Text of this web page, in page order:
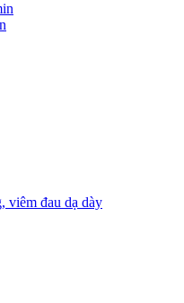
viêm đau dạ dày